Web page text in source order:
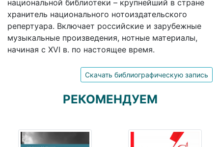
национальной библиотеки – крупнейший в стране
хранитель национального нотоиздательского
репертуара. Включает российские и зарубежные
музыкальные произведения, нотные материалы,
начиная с XVI в. по настоящее время.
Скачать библиографическую запись
РЕКОМЕНДУЕМ